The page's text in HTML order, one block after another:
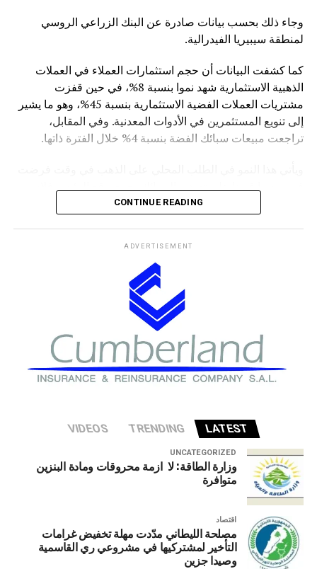
وجاء ذلك بحسب بيانات صادرة عن البنك الزراعي الروسي
لمنطقة سيبيريا الفيدرالية.
كما كشفت البيانات أن حجم استثمارات العملاء في العملات
الذهبية الاستثمارية شهد نموا بنسبة 8%، في حين قفزت
مشتريات العملات الفضية الاستثمارية بنسبة 45%، وهو ما يشير
إلى تنويع المستثمرين في الأدوات المعدنية. وفي المقابل،
تراجعت مبيعات سبائك الفضة بنسبة 4% خلال الفترة ذاتها.
فيه روسيا قيودا على تصدير السبائك، حيث وقع الرئيس فلاديمير
بوتين في مارس الماضي مرسوما يمنع تصدير سبائك الذهب التي
على تصريح مسبق من هيئة الرقابة الروسية على المعادن
CONTINUE READING
ADVERTISEMENT
LATEST
TRENDING
VIDEOS
UNCATEGORIZED
وزارة الطاقة: لا ازمة محروقات ومادة البنزين
متوافرة
اقتصاد
مصلحة الليطاني مدّدت مهلة تخفيض غرامات
التأخير لمشتركيها في مشروعي ري القاسمية
وصيدا جزين